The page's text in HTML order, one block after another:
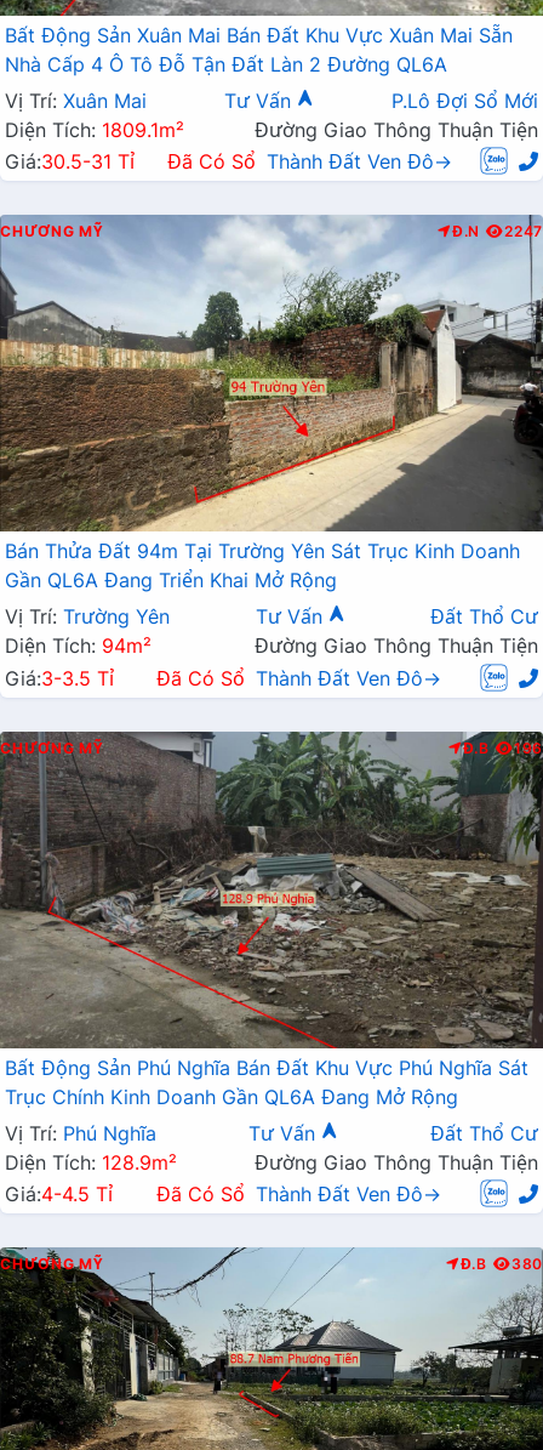
Bất Động Sản Xuân Mai Bán Đất Khu Vực Xuân Mai Sẵn
Nhà Cấp 4 Ô Tô Đỗ Tận Đất Làn 2 Đường QL6A
Vị Trí: Xuân Mai Tư Vấn
P.Lô Đợi Sổ Mới
Diện Tích: 1809.1m²
Đường Giao Thông Thuận Tiện
Giá:30.5-31 Tỉ Đã Có Sổ Thành Đất Ven Đô→
CHƯƠNG MỸ Đ.N 2247
Bán Thửa Đất 94m Tại Trường Yên Sát Trục Kinh Doanh
Gần QL6A Đang Triển Khai Mở Rộng
Vị Trí: Trường Yên Tư Vấn
Đất Thổ Cư
Diện Tích: 94m²
Đường Giao Thông Thuận Tiện
Giá:3-3.5 Tỉ Đã Có Sổ Thành Đất Ven Đô→
CHƯƠNG MỸ Đ.B 196
Bất Động Sản Phú Nghĩa Bán Đất Khu Vực Phú Nghĩa Sát
Trục Chính Kinh Doanh Gần QL6A Đang Mở Rộng
Vị Trí: Phú Nghĩa Tư Vấn
Đất Thổ Cư
Diện Tích: 128.9m²
Đường Giao Thông Thuận Tiện
Giá:4-4.5 Tỉ Đã Có Sổ Thành Đất Ven Đô→
CHƯƠNG MỸ Đ.B 380